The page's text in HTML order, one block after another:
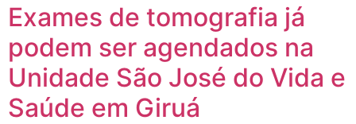
Exames de tomografia já
podem ser agendados na
Unidade São José do Vida e
Saúde em Giruá